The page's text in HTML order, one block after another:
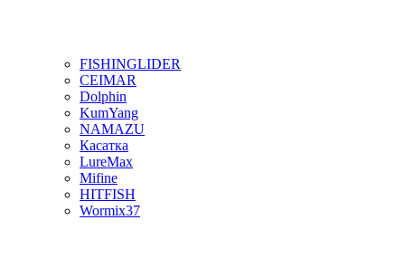
FISHINGLIDER
CEIMAR
Dolphin
KumYang
NAMAZU
Касатка
LureMax
Mifine
HITFISH
Wormix37